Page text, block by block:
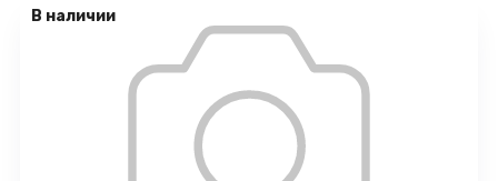
В наличии